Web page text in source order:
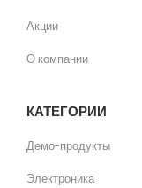
Акции
О компании
КАТЕГОРИИ
Демо-продукты
Электроника